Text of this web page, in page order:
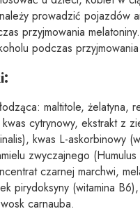
prowadzić pojazdów
przyjmowania
podczas
maltitole, żelatyna,
cytrynowy, ekstrakt z
kwas L-askorbinowy
zwyczajnego
czarnej marchwi,
pirydoksyny (witamina
carnauba.